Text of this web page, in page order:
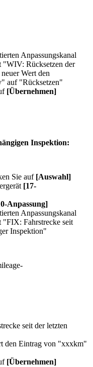
Anpassungskanal
"WIV: Rücksetzen der
Wert den
auf "Rücksetzen"
[Übernehmen]
Inspektion:
Sie auf [Auswahl]
[17-
Anpassung]
Anpassungskanal
"FIX: Fahrstrecke seit
Inspektion"
seit der letzten
den Eintrag von "xxxkm"
[Übernehmen]